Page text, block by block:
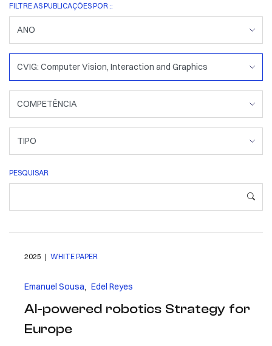
FILTRE AS PUBLICAÇÕES POR ::
PESQUISAR
2025 | WHITE PAPER
Emanuel Sousa, Edel Reyes
AI-powered robotics Strategy for
Europe